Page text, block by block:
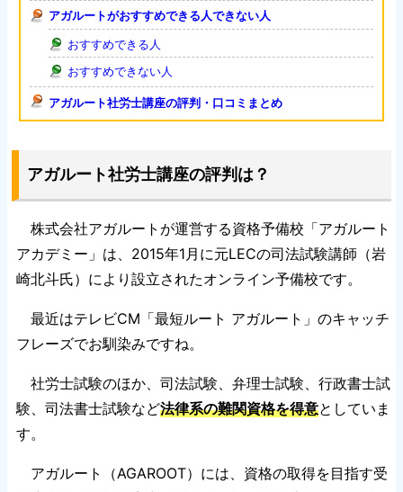
アガルートがおすすめできる人できない人
おすすめできる人
おすすめできない人
アガルート社労士講座の評判・口コミまとめ
アガルート社労士講座の評判は？
株式会社アガルートが運営する資格予備校「アガルート
アカデミー」は、2015年1月に元LECの司法試験講師（岩
崎北斗氏）により設立されたオンライン予備校です。
最近はテレビCM「最短ルート アガルート」のキャッチ
フレーズでお馴染みですね。
社労士試験のほか、司法試験、弁理士試験、行政書士試
験、司法書士試験など法律系の難関資格を得意としていま
す。
アガルート（AGAROOT）には、資格の取得を目指す受